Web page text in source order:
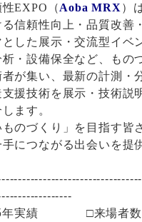
性EXPO （Aoba MRX ）
信頼性向上・品質改善
した展示・交流型イベ
・設備保全など、もの
が集い、最新の計測・
援技術を展示・技術説
ます。
ものづくり」を目指す皆
につながる出会いを提
年実績 □来場者